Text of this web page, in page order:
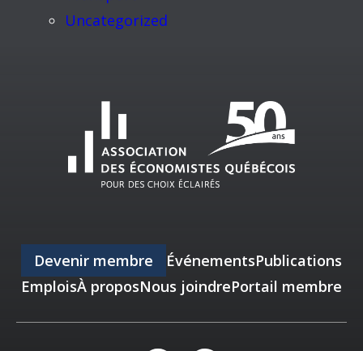
Uncategorized
Devenir membre ÉvénementsPublications
EmploisÀ proposNous joindrePortail membre